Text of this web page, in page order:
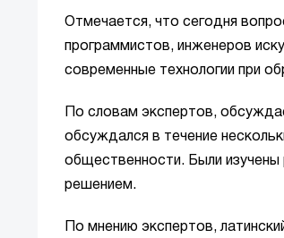
Отмечается, что сегодня
программистов, инженеров
современные технологии при
По словам экспертов,
обсуждался в течение
общественности. Были
решением.
По мнению экспертов,